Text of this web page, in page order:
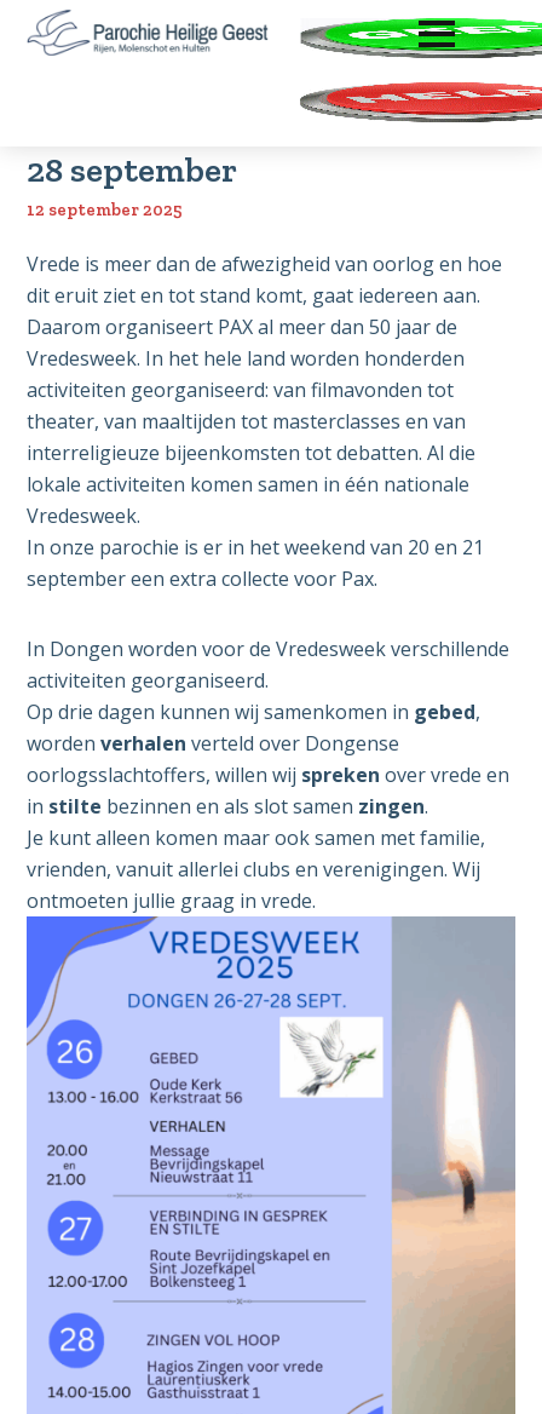
Door
naar
Spring
naar
Hulten
Zoeken
ENTER OM TE OPENEN
Vredesweek 2025 van 20 t/m
28 september
12 september 2025
Vrede is meer dan de afwezigheid van oorlog en hoe
dit eruit ziet en tot stand komt, gaat iedereen aan.
Daarom organiseert PAX al meer dan 50 jaar de
Vredesweek. In het hele land worden honderden
activiteiten georganiseerd: van filmavonden tot
theater, van maaltijden tot masterclasses en van
interreligieuze bijeenkomsten tot debatten. Al die
lokale activiteiten komen samen in één nationale
Vredesweek.
In onze parochie is er in het weekend van 20 en 21
september een extra collecte voor Pax.
In Dongen worden voor de Vredesweek verschillende
activiteiten georganiseerd.
Op drie dagen kunnen wij samenkomen in gebed,
wordenverhalenverteld over Dongense
oorlogsslachtoffers, willen wij spreken over vrede en
in stilte bezinnen en als slot samen zingen.
Je kunt alleen komen maar ook samen met familie,
vrienden, vanuit allerlei clubs en verenigingen. Wij
ontmoeten jullie graag in vrede.